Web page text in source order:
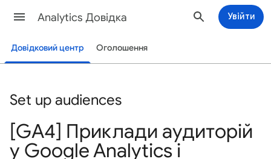
Analytics Довідка Увійти
Довідковий центр Оголошення
Set up audiences
[GA4] Приклади аудиторій
у Google Analytics і